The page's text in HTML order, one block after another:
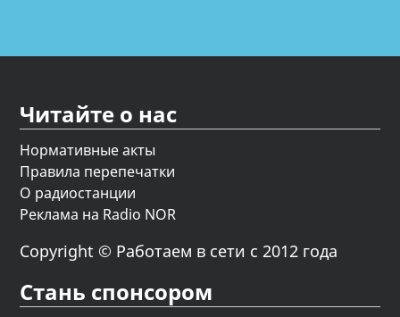
Читайте о нас
Нормативные акты
Правила перепечатки
О радиостанции
Реклама на Radio NOR
Copyright © Работаем в сети с 2012 года
Стань спонсором